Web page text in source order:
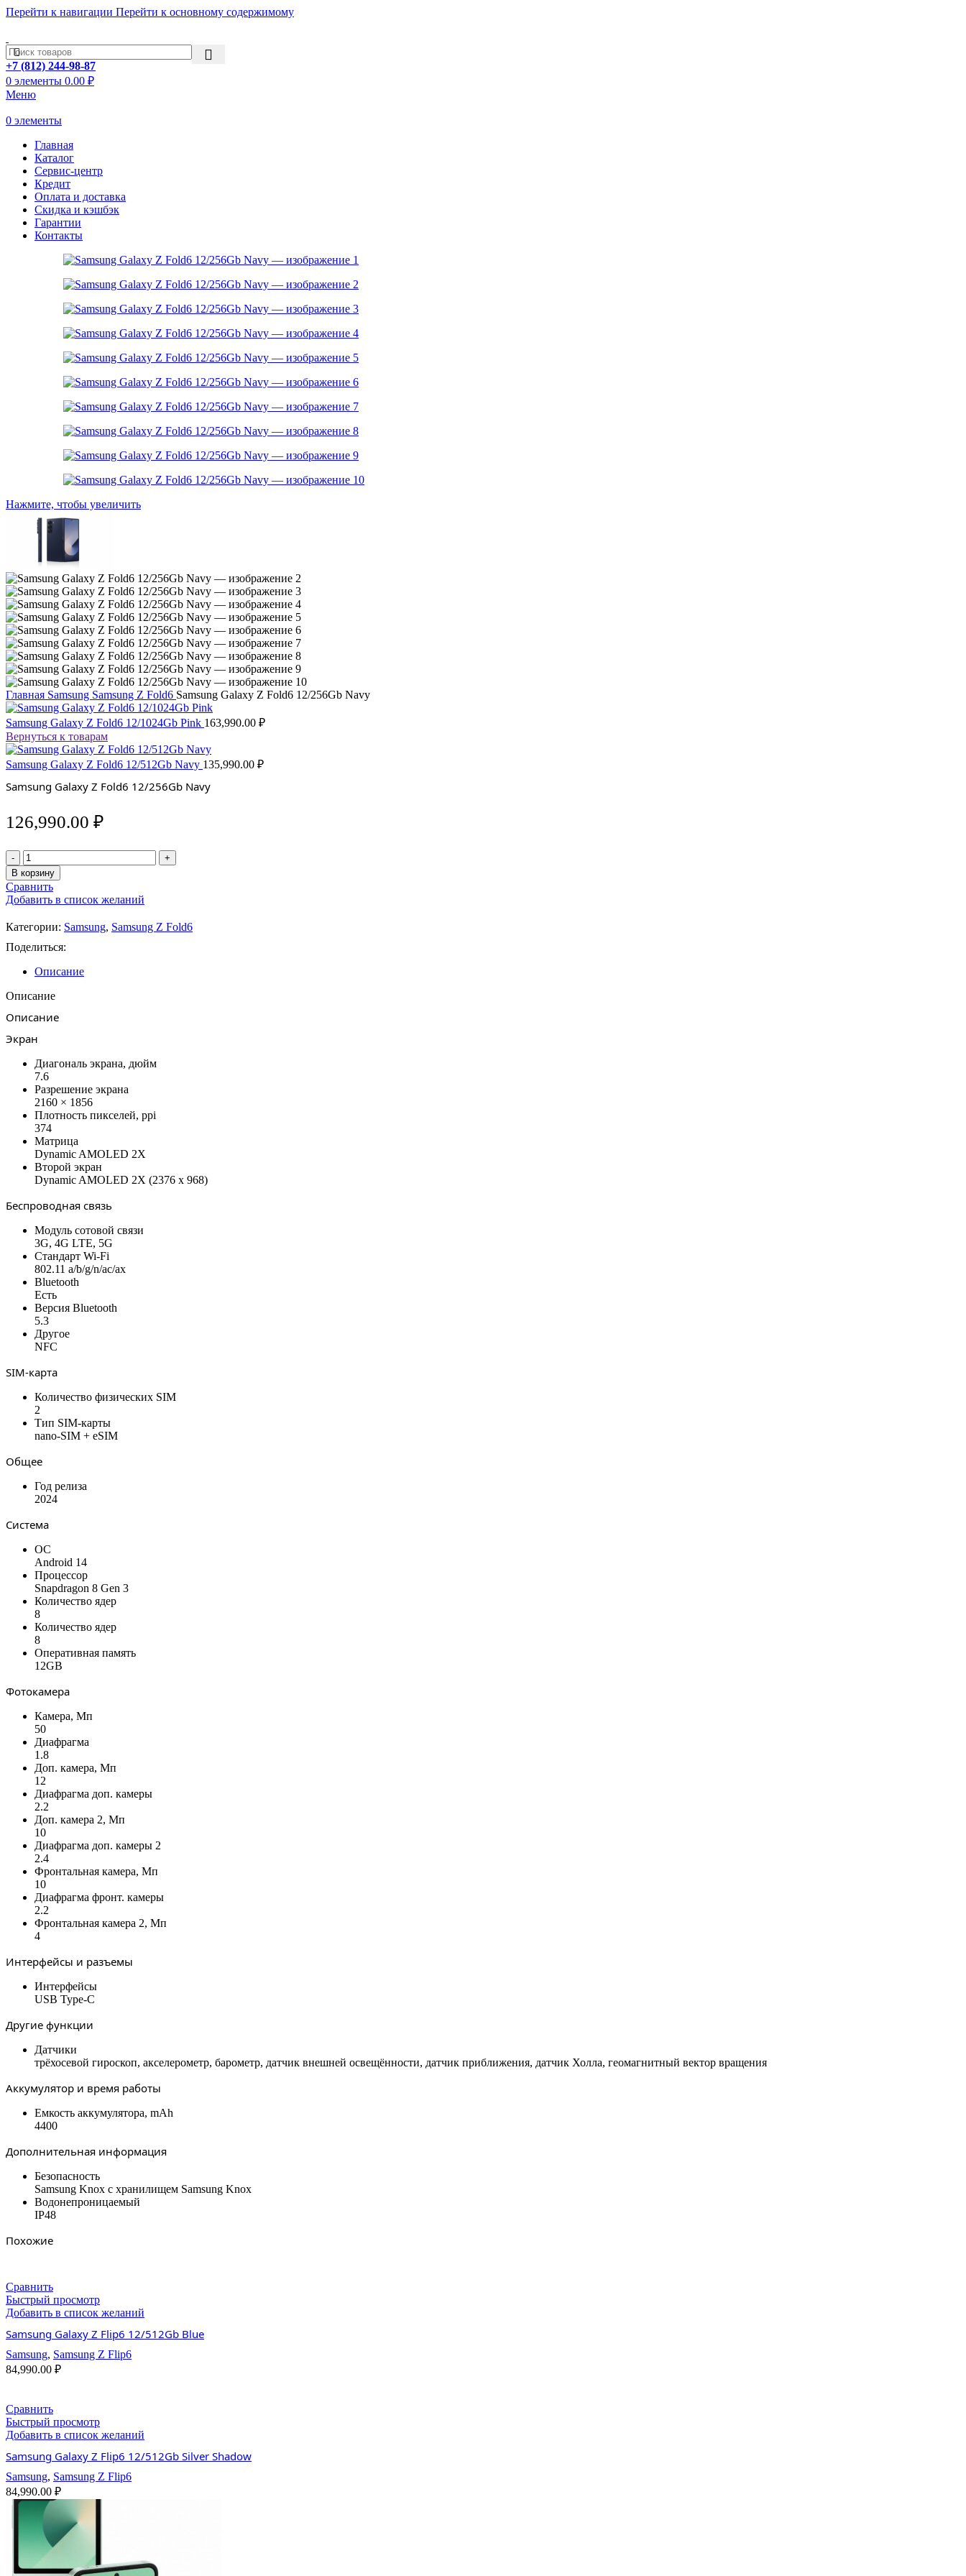
Перейти к навигации Перейти к основному содержимому
+7 (812) 244-98-87
0 элементы 0.00 ₽
Меню
0 элементы
Главная
Каталог
Сервис-центр
Кредит
Оплата и доставка
Скидка и кэшбэк
Гарантии
Контакты
Нажмите, чтобы увеличить
Главная Samsung Samsung Z Fold6 Samsung Galaxy Z Fold6 12/256Gb Navy
Samsung Galaxy Z Fold6 12/1024Gb Pink 163,990.00 ₽
Вернуться к товарам
Samsung Galaxy Z Fold6 12/512Gb Navy 135,990.00 ₽
Samsung Galaxy Z Fold6 12/256Gb Navy
126,990.00 ₽
Количество
товара
Samsung
Galaxy
Z
12/256Gb
Navy
В корзину
Сравнить
Добавить в список желаний
Категории: Samsung, Samsung Z Fold6
Поделиться:
Описание
Описание
Описание
Экран
Диагональ экрана, дюйм
7.6
Разрешение экрана
2160 × 1856
Плотность пикселей, ppi
374
Матрица
Dynamic AMOLED 2X
Второй экран
Dynamic AMOLED 2X (2376 x 968)
Беспроводная связь
Модуль сотовой связи
3G, 4G LTE, 5G
Стандарт Wi-Fi
802.11 a/b/g/n/ac/ax
Bluetooth
Есть
Версия Bluetooth
5.3
Другое
NFC
SIM-карта
Количество физических SIM
2
Тип SIM-карты
nano-SIM + eSIM
Общее
Год релиза
2024
Система
ОС
Android 14
Процессор
Snapdragon 8 Gen 3
Количество ядер
8
Количество ядер
8
Оперативная память
12GB
Фотокамера
Камера, Мп
50
Диафрагма
1.8
Доп. камера, Мп
12
Диафрагма доп. камеры
2.2
Доп. камера 2, Мп
10
Диафрагма доп. камеры 2
2.4
Фронтальная камера, Мп
10
Диафрагма фронт. камеры
2.2
Фронтальная камера 2, Мп
4
Интерфейсы и разъемы
Интерфейсы
USB Type-C
Другие функции
Датчики
трёхосевой гироскоп, акселерометр, барометр, датчик внешней освещённости, датчик приближения, датчик Холла, геомагнитный вектор вращения
Аккумулятор и время работы
Емкость аккумулятора, mAh
4400
Дополнительная информация
Безопасность
Samsung Knox с хранилищем Samsung Knox
Водонепроницаемый
IP48
Похожие
Сравнить
Быстрый просмотр
Добавить в список желаний
Samsung Galaxy Z Flip6 12/512Gb Blue
Samsung, Samsung Z Flip6
84,990.00 ₽
Сравнить
Быстрый просмотр
Добавить в список желаний
Samsung Galaxy Z Flip6 12/512Gb Silver Shadow
Samsung, Samsung Z Flip6
84,990.00 ₽